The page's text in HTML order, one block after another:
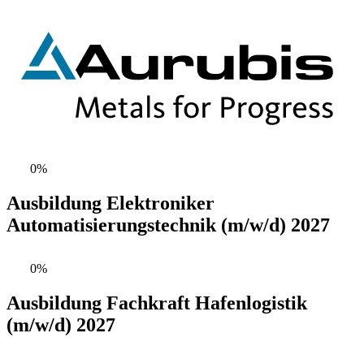
0%
Ausbildung Elektroniker
Automatisierungstechnik (m/w/d) 2027
0%
Ausbildung Fachkraft Hafenlogistik
(m/w/d) 2027